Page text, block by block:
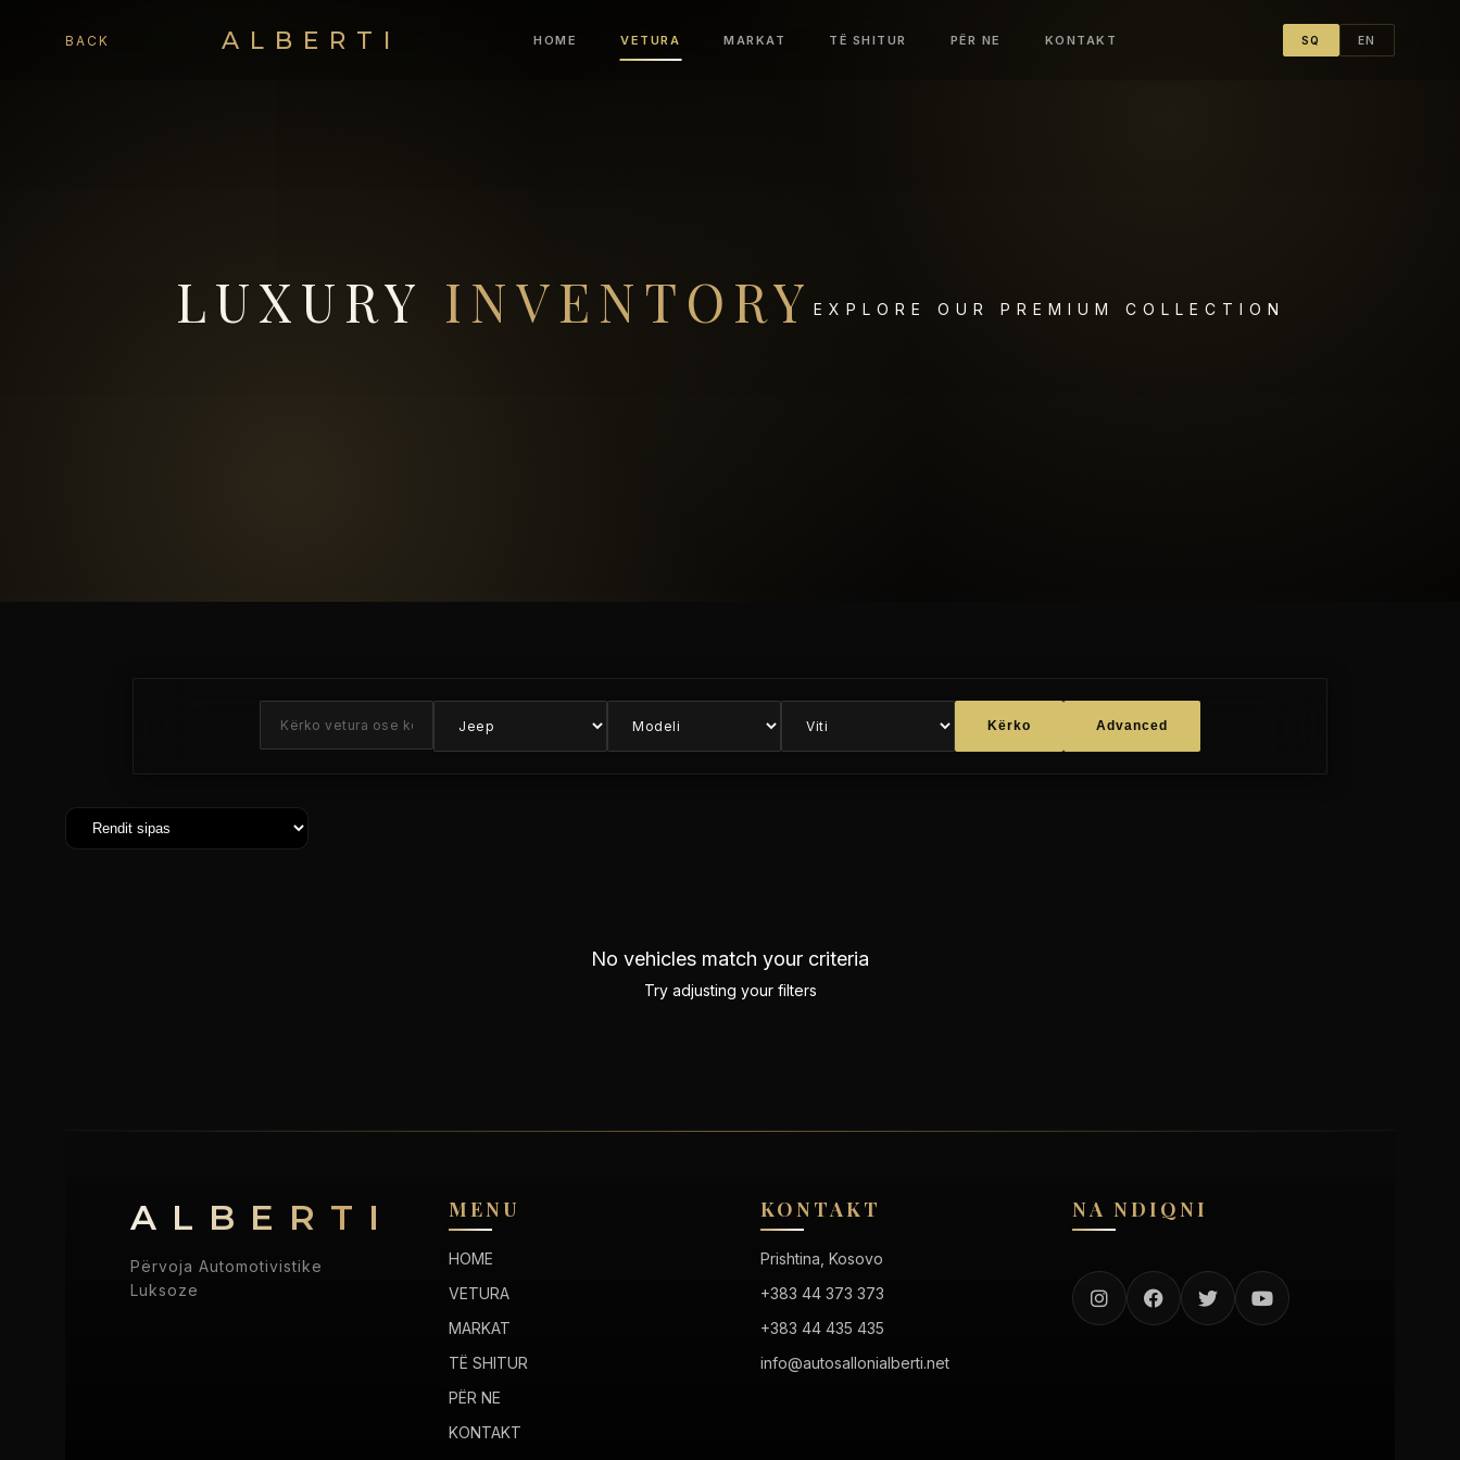
BACK ALBERTI HOME VETURA MARKAT TË SHITUR PËR NE KONTAKT SQ EN
LUXURY INVENTORY EXPLORE OUR PREMIUM COLLECTION
Kërko Advanced
No vehicles match your criteria
Try adjusting your filters
ALBERTI
Përvoja Automotivistike
Luksoze
MENU
HOME
VETURA
MARKAT
TË SHITUR
PËR NE
KONTAKT
KONTAKT
Prishtina, Kosovo
+383 44 373 373
+383 44 435 435
info@autosallonialberti.net
NA NDIQNI